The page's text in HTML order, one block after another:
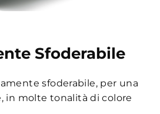
Sfoderabile
sfoderabile, per una
in molte tonalità di colore